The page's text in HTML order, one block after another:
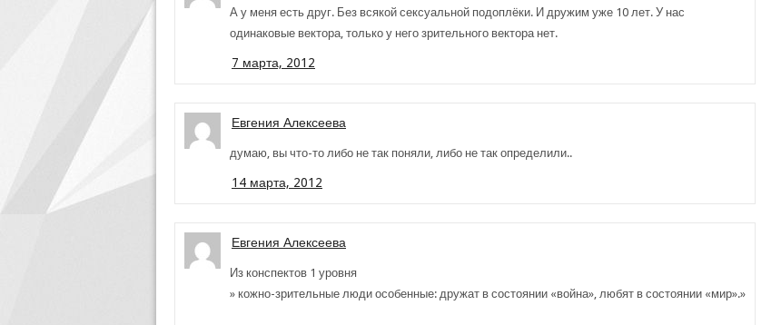
А у меня есть друг. Без всякой сексуальной подоплёки. И дружим уже 10 лет. У нас
одинаковые вектора, только у него зрительного вектора нет.
7 марта, 2012
Евгения Алексеева
думаю, вы что-то либо не так поняли, либо не так определили..
14 марта, 2012
Евгения Алексеева
Из конспектов 1 уровня
» кожно-зрительные люди особенные: дружат в состоянии «война», любят в состоянии «мир».»